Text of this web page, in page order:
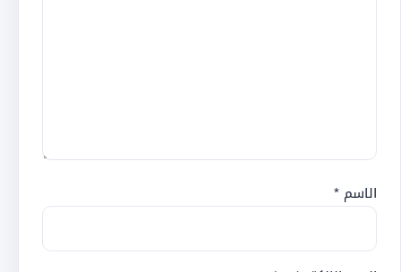
الاسم *